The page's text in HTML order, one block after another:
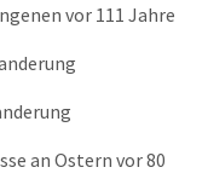
vor 111 Jahre
an Ostern vor 80